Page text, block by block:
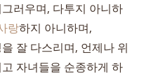
러우며, 다투지 아니하
랑하지 아니하며,
잘 다스리며, 언제나 위
자녀들을 순종하게 하